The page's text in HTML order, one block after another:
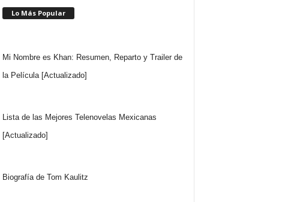
Lo Más Popular
Mi Nombre es Khan: Resumen, Reparto y Trailer de
la Película [Actualizado]
Lista de las Mejores Telenovelas Mexicanas
[Actualizado]
Biografía de Tom Kaulitz